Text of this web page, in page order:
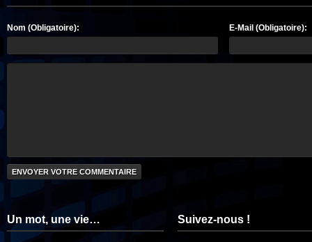
Nom (Obligatoire): E-Mail (Obligatoire):
Un mot, une vie… Suivez-nous !